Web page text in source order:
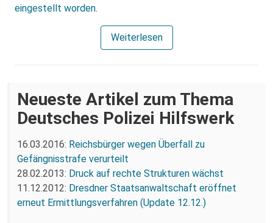
eingestellt worden.
Weiterlesen
Neueste Artikel zum Thema
Deutsches Polizei Hilfswerk
16.03.2016: Reichsbürger wegen Überfall zu
Gefängnisstrafe verurteilt
28.02.2013: Druck auf rechte Strukturen wächst
11.12.2012: Dresdner Staatsanwaltschaft eröffnet
erneut Ermittlungsverfahren (Update 12.12.)